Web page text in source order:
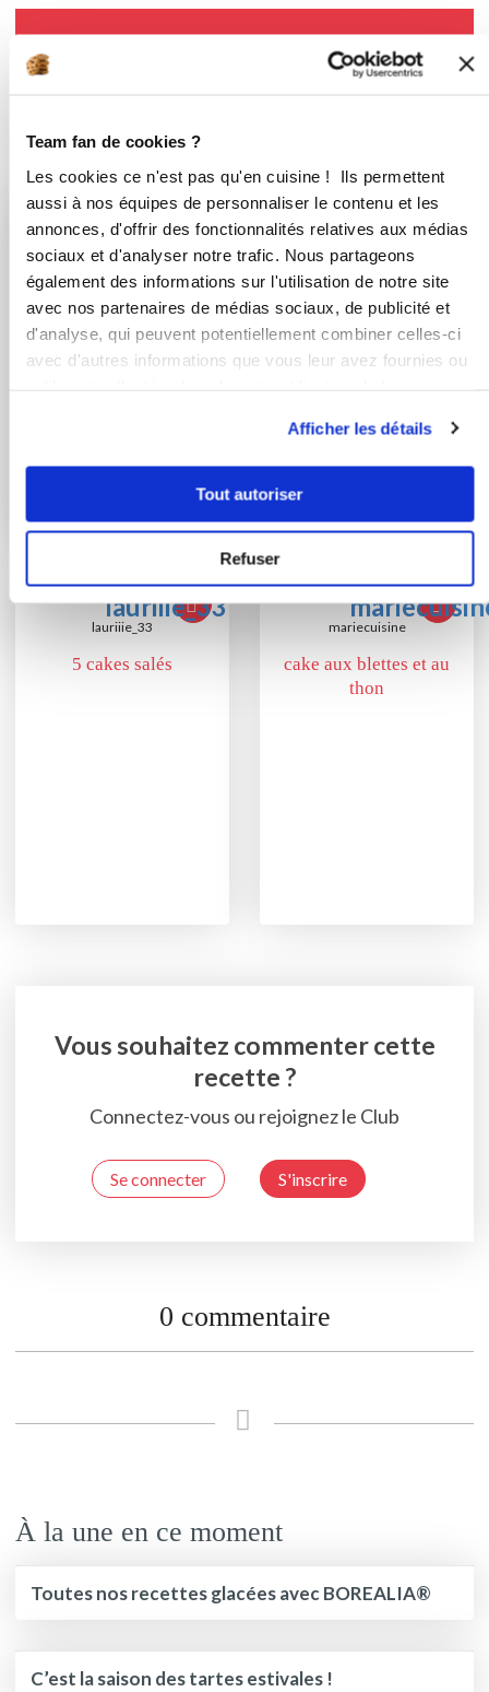
Team fan de cookies ?
Les cookies ce n'est pas qu'en cuisine ! Ils permettent
aussi à nos équipes de personnaliser le contenu et les
annonces, d'offrir des fonctionnalités relatives aux médias
sociaux et d'analyser notre trafic. Nous partageons
également des informations sur l'utilisation de notre site
avec nos partenaires de médias sociaux, de publicité et
d'analyse, qui peuvent potentiellement combiner celles-ci
avec d'autres informations que vous leur avez fournies ou
Afficher les détails
Tout autoriser
Refuser
Bon appétit !
nolwenn_petit
Palets de couscous
Virginie Pieters
Conseillère Guy Demarle
Soupe betterave -
radis
lauriiie_33
5 cakes salés
mariecuisine
cake aux blettes et au
thon
Vous souhaitez commenter cette
recette ?
Connectez-vous ou rejoignez le Club
Se connecter S'inscrire
0 commentaire
À la une en ce moment
Toutes nos recettes glacées avec BOREALIA®
C’est la saison des tartes estivales !